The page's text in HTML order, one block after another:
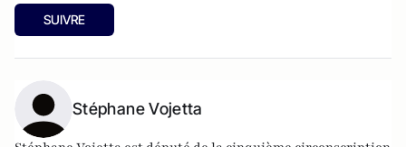
SUIVRE
Stéphane Vojetta